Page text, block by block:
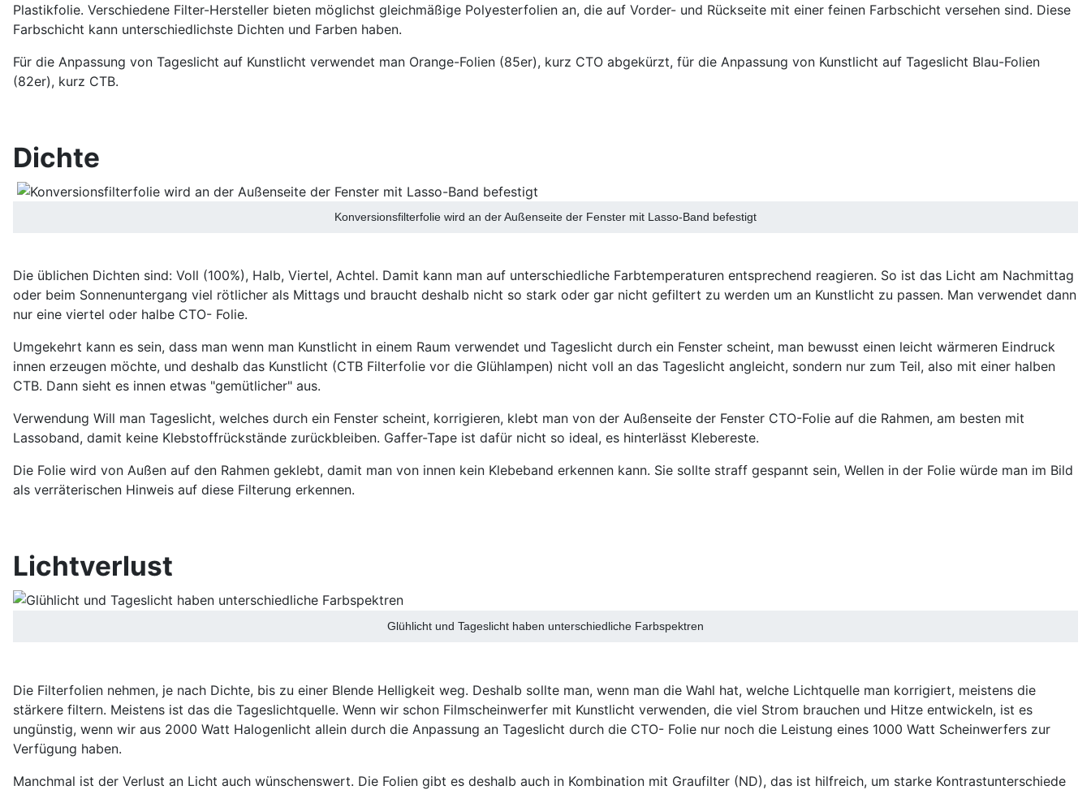
Plastikfolie. Verschiedene Filter-Hersteller bieten möglichst gleichmäßige Polyesterfolien an, die auf Vorder- und Rückseite mit einer feinen Farbschicht versehen sind. Diese
Farbschicht kann unterschiedlichste Dichten und Farben haben.
Für die Anpassung von Tageslicht auf Kunstlicht verwendet man Orange-Folien (85er), kurz CTO abgekürzt, für die Anpassung von Kunstlicht auf Tageslicht Blau-Folien
(82er), kurz CTB.
Dichte
Konversionsfilterfolie wird an der Außenseite der Fenster mit Lasso-Band befestigt
Die üblichen Dichten sind: Voll (100%), Halb, Viertel, Achtel. Damit kann man auf unterschiedliche Farbtemperaturen entsprechend reagieren. So ist das Licht am Nachmittag
oder beim Sonnenuntergang viel rötlicher als Mittags und braucht deshalb nicht so stark oder gar nicht gefiltert zu werden um an Kunstlicht zu passen. Man verwendet dann
nur eine viertel oder halbe CTO- Folie.
Umgekehrt kann es sein, dass man wenn man Kunstlicht in einem Raum verwendet und Tageslicht durch ein Fenster scheint, man bewusst einen leicht wärmeren Eindruck
innen erzeugen möchte, und deshalb das Kunstlicht (CTB Filterfolie vor die Glühlampen) nicht voll an das Tageslicht angleicht, sondern nur zum Teil, also mit einer halben
CTB. Dann sieht es innen etwas "gemütlicher" aus.
Verwendung Will man Tageslicht, welches durch ein Fenster scheint, korrigieren, klebt man von der Außenseite der Fenster CTO-Folie auf die Rahmen, am besten mit
Lassoband, damit keine Klebstoffrückstände zurückbleiben. Gaffer-Tape ist dafür nicht so ideal, es hinterlässt Klebereste.
Die Folie wird von Außen auf den Rahmen geklebt, damit man von innen kein Klebeband erkennen kann. Sie sollte straff gespannt sein, Wellen in der Folie würde man im Bild
als verräterischen Hinweis auf diese Filterung erkennen.
Lichtverlust
Glühlicht und Tageslicht haben unterschiedliche Farbspektren
Die Filterfolien nehmen, je nach Dichte, bis zu einer Blende Helligkeit weg. Deshalb sollte man, wenn man die Wahl hat, welche Lichtquelle man korrigiert, meistens die
stärkere filtern. Meistens ist das die Tageslichtquelle. Wenn wir schon Filmscheinwerfer mit Kunstlicht verwenden, die viel Strom brauchen und Hitze entwickeln, ist es
ungünstig, wenn wir aus 2000 Watt Halogenlicht allein durch die Anpassung an Tageslicht durch die CTO- Folie nur noch die Leistung eines 1000 Watt Scheinwerfers zur
Verfügung haben.
Manchmal ist der Verlust an Licht auch wünschenswert. Die Folien gibt es deshalb auch in Kombination mit Graufilter (ND), das ist hilfreich, um starke Kontrastunterschiede